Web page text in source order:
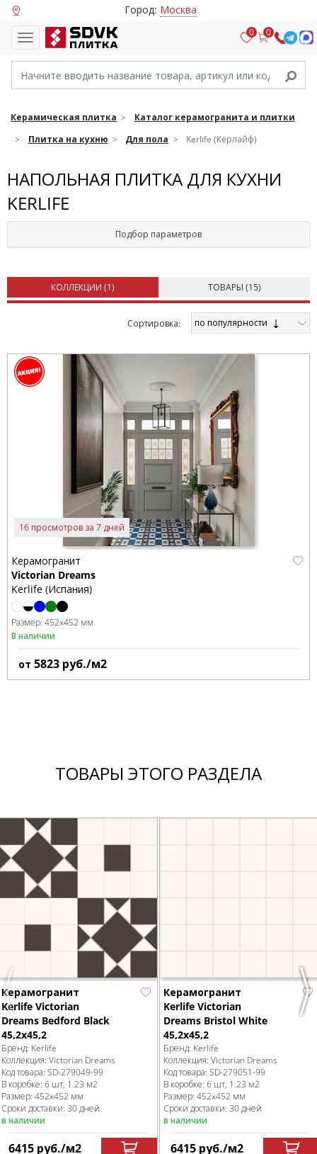
Город: Москва
0 0
Керамическая плитка
Каталог керамогранита и плитки
Плитка на кухню
Для пола Kerlife (Керлайф)
НАПОЛЬНАЯ ПЛИТКА ДЛЯ КУХНИ
KERLIFE
Подбор параметров
КОЛЛЕКЦИИ (1) ТОВАРЫ (15)
Cортировка: по популярности
16 просмотров за 7 дней
Керамогранит
Victorian Dreams
Kerlife (Испания)
Размер: 452x452 мм
В наличии
от 5823 руб./м2
ТОВАРЫ ЭТОГО РАЗДЕЛА
Previous
Керамогранит
Kerlife Victorian
Dreams Bedford Black
45,2x45,2
Бренд: Kerlife
Коллекция: Victorian Dreams
Код товара: SD-279049-99
В коробке: 6 шт, 1.23 м2
Размер: 452x452 мм
Сроки доставки: 30 дней
в наличии
6415 руб./м2
Керамогранит
Kerlife Victorian
Dreams Bristol White
45,2x45,2
Бренд: Kerlife
Коллекция: Victorian Dreams
Код товара: SD-279051-99
В коробке: 6 шт, 1.23 м2
Размер: 452x452 мм
Сроки доставки: 30 дней
в наличии
6415 руб./м2